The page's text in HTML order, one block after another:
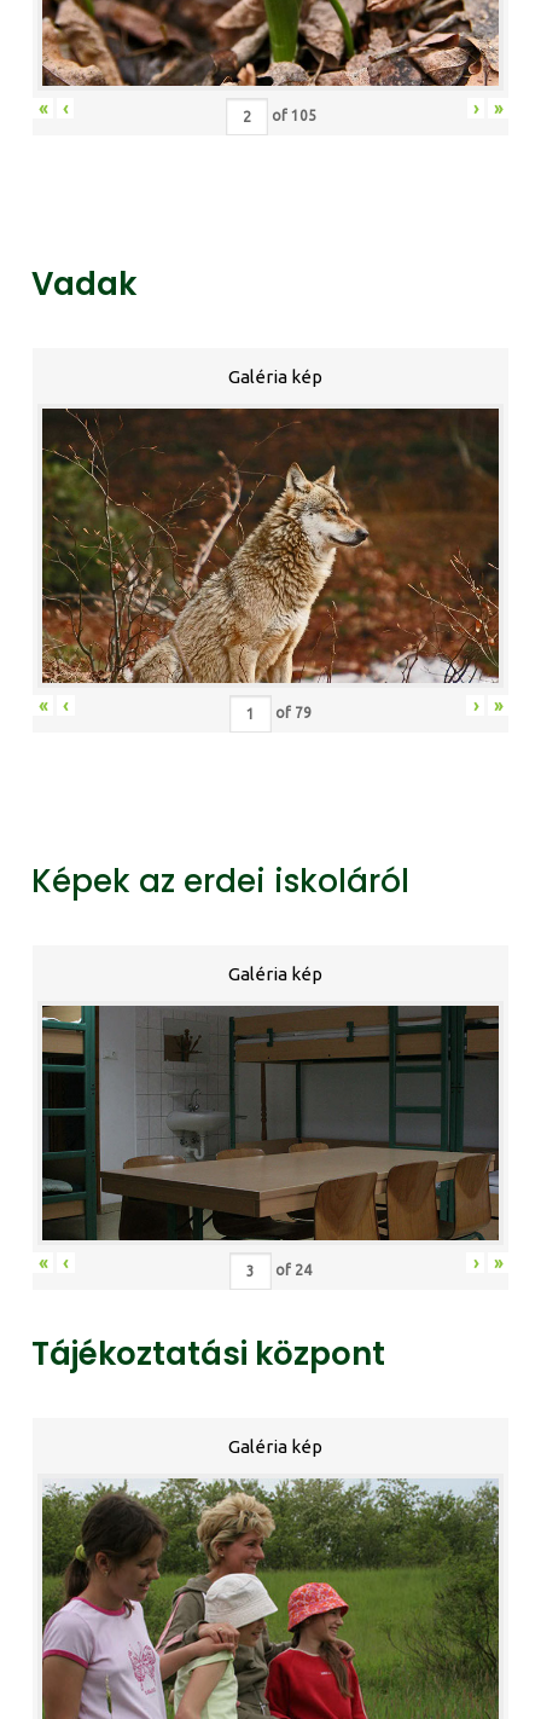
« ‹ of 105 › »
Vadak
Galéria kép
« ‹ of 79 › »
Képek az erdei iskoláról
Galéria kép
« ‹ of 24 › »
Tájékoztatási központ
Galéria kép